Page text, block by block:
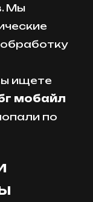
Мы
ищете
мобайл
по